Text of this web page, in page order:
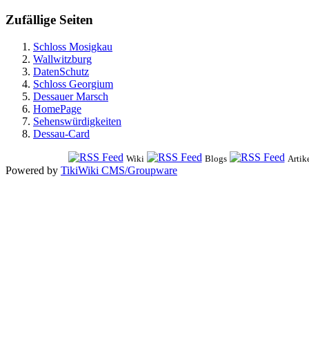
Zufällige Seiten
Schloss Mosigkau
Wallwitzburg
DatenSchutz
Schloss Georgium
Dessauer Marsch
HomePage
Sehenswürdigkeiten
Dessau-Card
Wiki Blogs
Powered by TikiWiki CMS/Groupware